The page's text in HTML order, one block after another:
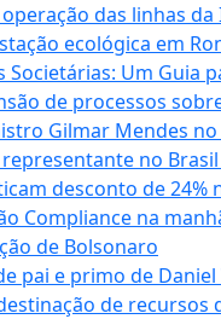
das linhas
ecológica em
Um Guia
de processos
Gilmar Mendes
no
desconto de
Compliance na
de Bolsonaro
pai e primo de
de